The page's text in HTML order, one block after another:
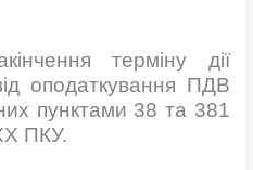
терміну дії
оподаткування ПДВ
пунктами 38 та 381
ПКУ.